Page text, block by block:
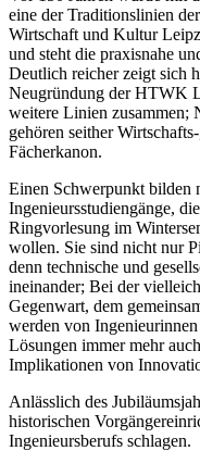
eine der Traditionslinien
Wirtschaft und Kultur
und steht die praxisnahe
Deutlich reicher zeigt sich
Neugründung der HTWK
weitere Linien zusammen;
gehören seither
Fächerkanon.
Einen Schwerpunkt bilden
Ingenieursstudiengänge,
Ringvorlesung im
wollen. Sie sind nicht nur
denn technische und
ineinander; Bei der
Gegenwart, dem
werden von
Lösungen immer mehr
Implikationen von
Anlässlich des
historischen
Ingenieursberufs schlagen.